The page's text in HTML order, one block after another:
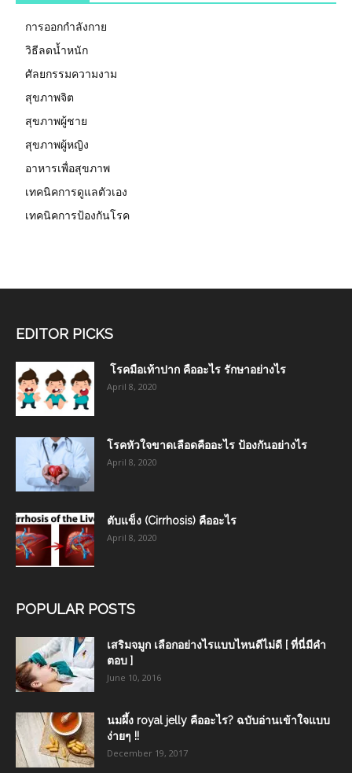
การออกกำลังกาย
วิธีลดน้ำหนัก
ศัลยกรรมความงาม
สุขภาพจิต
สุขภาพผู้ชาย
สุขภาพผู้หญิง
อาหารเพื่อสุขภาพ
เทคนิคการดูแลตัวเอง
เทคนิคการป้องกันโรค
EDITOR PICKS
โรคมือเท้าปาก คืออะไร รักษาอย่างไร
April 8, 2020
โรคหัวใจขาดเลือดคืออะไร ป้องกันอย่างไร
April 8, 2020
ตับแข็ง (Cirrhosis) คืออะไร
April 8, 2020
POPULAR POSTS
เสริมจมูก เลือกอย่างไรแบบไหนดีไม่ดี [ ที่นี่มีคำ
ตอบ ]
June 10, 2016
นมผึ้ง royal jelly คืออะไร? ฉบับอ่านเข้าใจแบบ
ง่ายๆ !!
December 19, 2017